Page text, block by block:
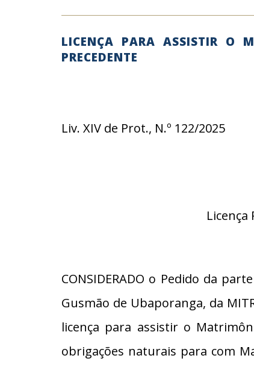
LICENÇA PARA ASSISTIR O
PRECEDENTE
Liv. XIV de Prot., N.º 122/2025
CONSIDERADO o Pedido da
Gusmão de Ubaporanga, da
licença para assistir o
obrigações naturais para com